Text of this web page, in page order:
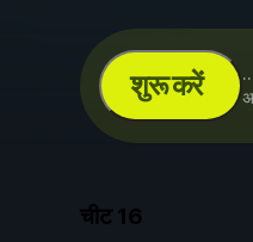
शुरू करें
चीट 16